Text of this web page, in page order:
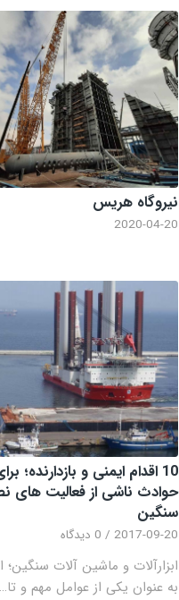
نیروگاه هریس
2020-04-20
10 اقدام ایمنی و بازدارنده؛
حوادث ناشی از فعالیت های
سنگین
2017-09-20
/ 0 دیدگاه
ابزارآلات و ماشین آلات سنگین؛
به عنوان یکی از عوامل مهم و تا…